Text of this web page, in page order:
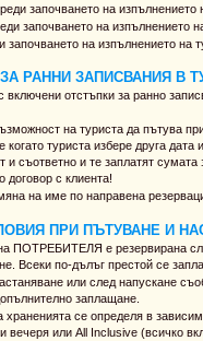
започването на
започването на изпълнението
започването на изпълнението на
РАННИ ЗАПИСВАНИЯ В
включени отстъпки за ранно
на туриста да пътува
когато туриста избере друга
и съответно и те заплатят
договор с клиента!
на име по направена
ПРИ ПЪТУВАНЕ И
ПОТРЕБИТЕЛЯ е резервирана
Всеки по-дълъг престой се
или след напускане
заплащане.
храненията се определя в
и вечеря или All Inclusive (всичко